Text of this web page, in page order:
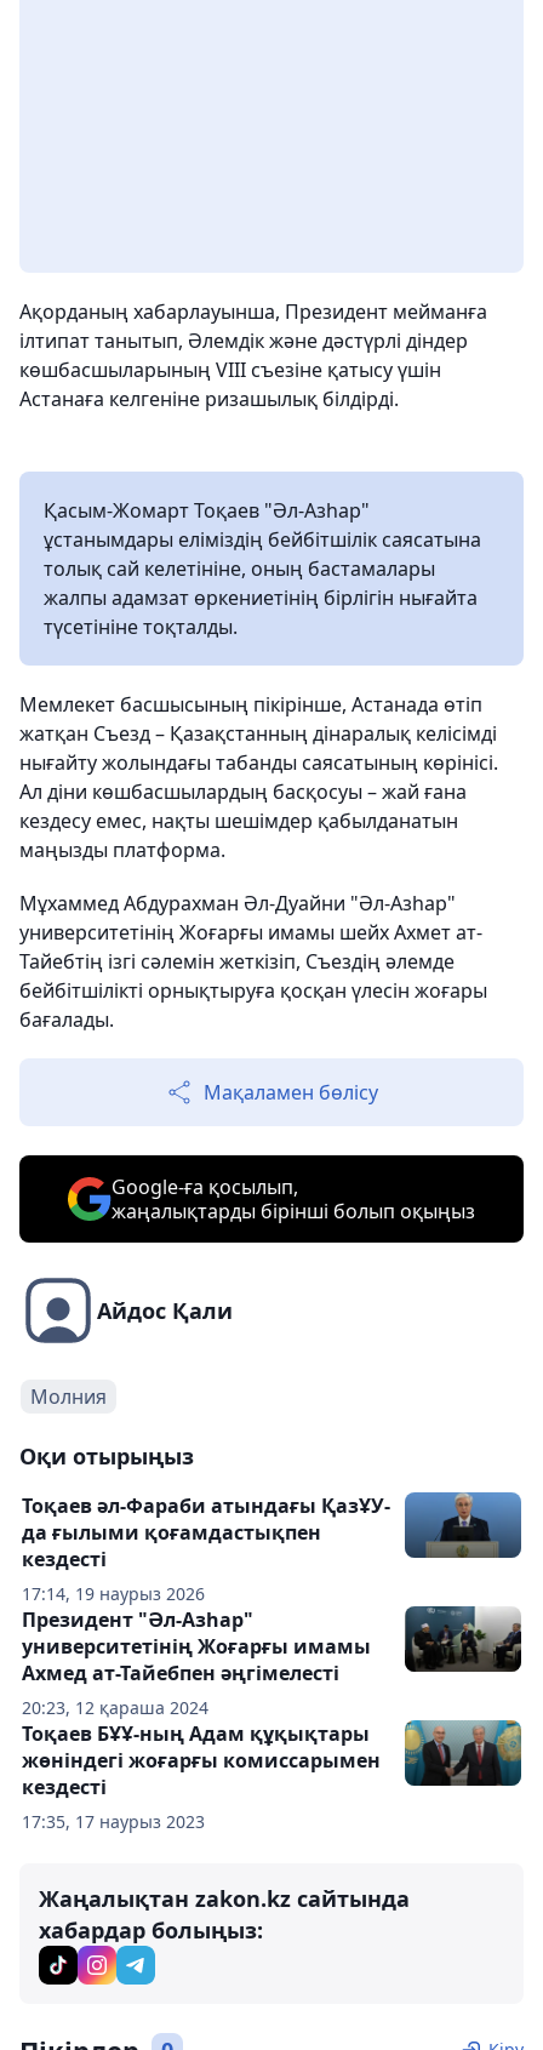
Ақорданың хабарлауынша, Президент мейманға
ілтипат танытып, Әлемдік және дәстүрлі діндер
көшбасшыларының VIII съезіне қатысу үшін
Астанаға келгеніне ризашылық білдірді.
Қасым-Жомарт Тоқаев "Әл-Азһар"
ұстанымдары еліміздің бейбітшілік саясатына
толық сай келетініне, оның бастамалары
жалпы адамзат өркениетінің бірлігін нығайта
түсетініне тоқталды.
Мемлекет басшысының пікірінше, Астанада өтіп
жатқан Съезд – Қазақстанның дінаралық келісімді
нығайту жолындағы табанды саясатының көрінісі.
Ал діни көшбасшылардың басқосуы – жай ғана
кездесу емес, нақты шешімдер қабылданатын
маңызды платформа.
Мұхаммед Абдурахман Әл-Дуайни "Әл-Азһар"
университетінің Жоғарғы имамы шейх Ахмет ат-
Тайебтің ізгі сәлемін жеткізіп, Съездің әлемде
бейбітшілікті орнықтыруға қосқан үлесін жоғары
бағалады.
Мақаламен бөлісу
Google-ға қосылып,
жаңалықтарды бірінші болып оқыңыз
Айдос Қали
Молния
Оқи отырыңыз
17:14, 19 наурыз 2026
Тоқаев әл-Фараби атындағы ҚазҰУ-
да ғылыми қоғамдастықпен
кездесті
20:23, 12 қараша 2024
Президент "Әл-Азһар"
университетінің Жоғарғы имамы
Ахмед ат-Тайебпен әңгімелесті
17:35, 17 наурыз 2023
Тоқаев БҰҰ-ның Адам құқықтары
жөніндегі жоғарғы комиссарымен
кездесті
Жаңалықтан zakon.kz сайтында
хабардар болыңыз: